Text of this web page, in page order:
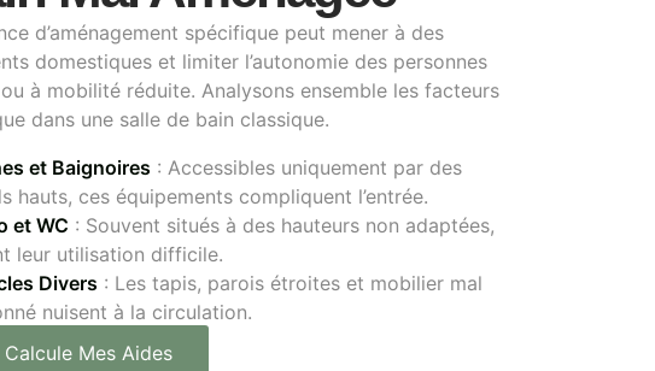
d’aménagement spécifique peut mener à des
domestiques et limiter l’autonomie des personnes
à mobilité réduite. Analysons ensemble les facteurs
dans une salle de bain classique.
et Baignoires : Accessibles uniquement par des
hauts, ces équipements compliquent l’entrée.
et WC : Souvent situés à des hauteurs non adaptées,
leur utilisation difficile.
Divers : Les tapis, parois étroites et mobilier mal
nuisent à la circulation.
Mes Aides